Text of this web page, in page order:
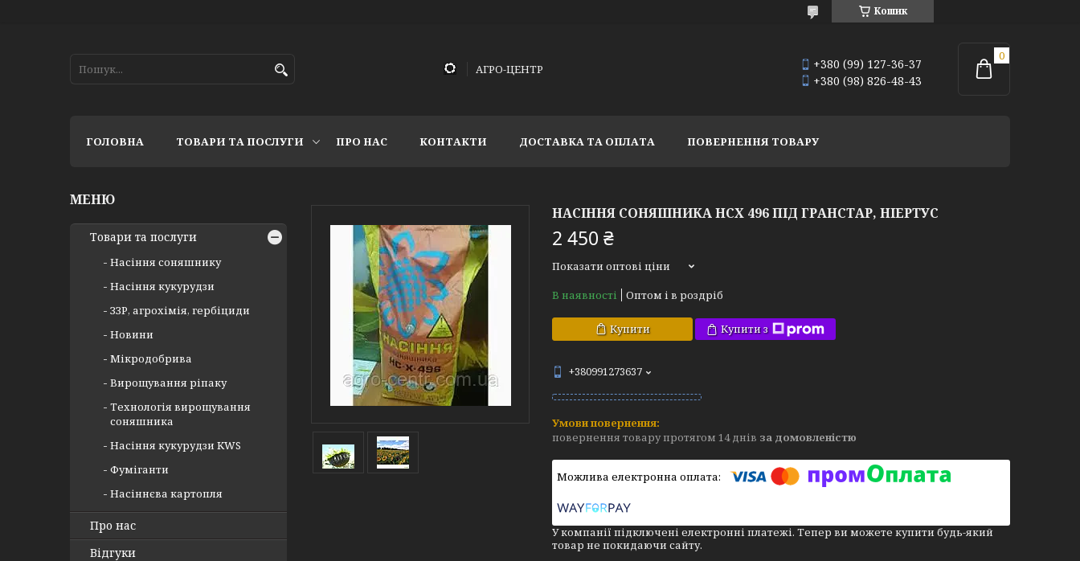
Кошик
АГРО-ЦЕНТР
+380 (99) 127-36-37
+380 (98) 826-48-43
ГОЛОВНА ТОВАРИ ТА ПОСЛУГИ ПРО НАС КОНТАКТИ ДОСТАВКА ТА ОПЛАТА ПОВЕРНЕННЯ ТОВАРУ
НАСІННЯ СОНЯШНИКА НСХ 496 ПІД ГРАНСТАР, НІЕРТУС
2 450 ₴
Показати оптові ціни
В наявності
Оптом і в роздріб
Купити Купити з
+380991273637
повернення товару протягом 14 днів за домовленістю
У компанії підключені електронні платежі. Тепер ви можете купити будь-який
товар не покидаючи сайту.
Товари та послуги
Насіння соняшнику
Насіння кукурудзи
ЗЗР, агрохімія, гербіциди
Новини
Мікродобрива
Вирощування ріпаку
Технологія вирощування
соняшника
Насіння кукурудзи KWS
Фуміганти
Насіннєва картопля
Про нас
Відгуки